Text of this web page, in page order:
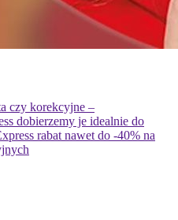
czy korekcyjne –
dobierzemy je idealnie do
rabat nawet do -40% na